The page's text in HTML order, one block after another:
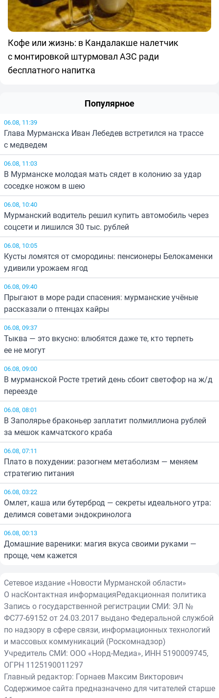
Кофе или жизнь: в Кандалакше налетчик
с монтировкой штурмовал АЗС ради
бесплатного напитка
Популярное
06.08, 11:39
Глава Мурманска Иван Лебедев встретился на трассе
с медведем
06.08, 11:03
В Мурманске молодая мать сядет в колонию за удар
соседке ножом в шею
06.08, 10:40
Мурманский водитель решил купить автомобиль через
соцсети и лишился 30 тыс. рублей
06.08, 10:05
Кусты ломятся от смородины: пенсионеры Белокаменки
удивили урожаем ягод
06.08, 09:40
Прыгают в море ради спасения: мурманские учёные
рассказали о птенцах кайры
06.08, 09:37
Тыква — это вкусно: влюбятся даже те, кто терпеть
ее не могут
06.08, 09:00
В мурманской Росте третий день сбоит светофор на ж/д
переезде
06.08, 08:01
В Заполярье браконьер заплатит полмиллиона рублей
за мешок камчатского краба
06.08, 07:11
Плато в похудении: разогнем метаболизм — меняем
стратегию питания
06.08, 03:22
Омлет, каша или бутерброд — секреты идеального утра:
делимся советами эндокринолога
06.08, 00:13
Домашние вареники: магия вкуса своими руками —
проще, чем кажется
Сетевое издание «Новости Мурманской области»
О насКонтактная информацияРедакционная политика
Запись о государственной регистрации СМИ: ЭЛ №
ФС77-69152 от 24.03.2017 выдано Федеральной службой
по надзору в сфере связи, информационных технологий
и массовых коммуникаций (Роскомнадзор)
Учредитель СМИ: ООО «Норд-Медиа», ИНН 5190009745,
ОГРН 1125190011297
Главный редактор: Горнаев Максим Викторович
Содержимое сайта предназначено для читателей старше